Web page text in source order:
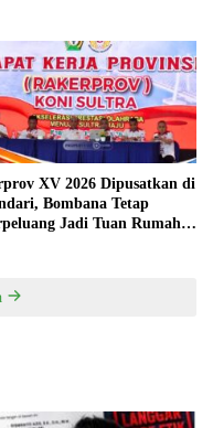
XV 2026 Dipusatkan di
Bombana Tetap
Jadi Tuan Rumah